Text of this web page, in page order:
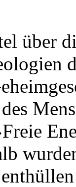
über